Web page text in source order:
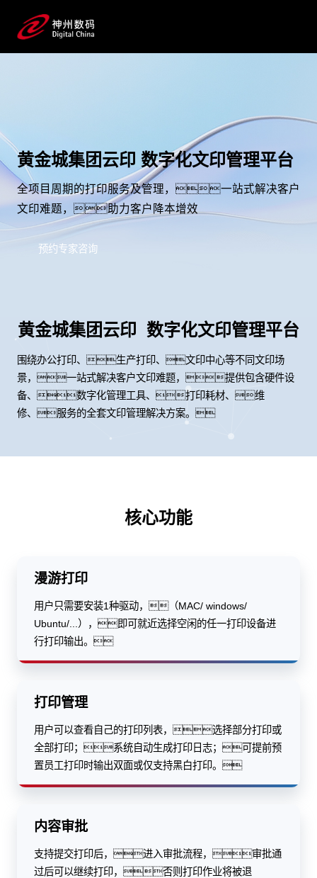
黄金城集团云印 数字化文印管理平台
全项目周期的打印服务及管理，一站式解决客户
文印难题，助力客户降本增效
预约专家咨询
黄金城集团云印 数字化文印管理平台
围绕办公打印、生产打印、文印中心等不同文印场
景，一站式解决客户文印难题，提供包含硬件设
备、数字化管理工具、打印耗材、维
修、服务的全套文印管理解决方案。
核心功能
漫游打印
用户只需要安装1种驱动，（MAC/ windows/
Ubuntu/...），即可就近选择空闲的任一打印设备进
行打印输出。
打印管理
用户可以查看自己的打印列表，选择部分打印或
全部打印；系统自动生成打印日志；可提前预
置员工打印时输出双面或仅支持黑白打印。
内容审批
支持提交打印后，进入审批流程，审批通
过后可以继续打印，否则打印作业将被退